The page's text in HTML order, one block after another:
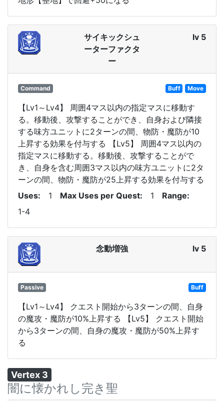
サイキックシュ
ーターファクタ
ー
lv 5
Command Buff Move
【Lv1～Lv4】 周囲4マス以内の指定マスに移動す
る。移動後、攻撃することができ、自身および隣接
する味方ユニットに2ターンの間、物防・魔防が10
上昇する効果を付与する 【Lv5】 周囲4マス以内の
指定マスに移動する。移動後、攻撃することがで
き、自身を含む周囲3マス以内の味方ユニットに2タ
ーンの間、物防・魔防が25上昇する効果を付与する
Uses
1 Max Uses per Quest 1
Range
1-4
念動増強 lv 5
Passive Buff
【Lv1～Lv4】 クエスト開始から3ターンの間、自身
の魔攻・魔防が10%上昇する 【Lv5】 クエスト開始
から3ターンの間、自身の魔攻・魔防が50%上昇す
る
Vertex 3
闇に懐かれし完き聖